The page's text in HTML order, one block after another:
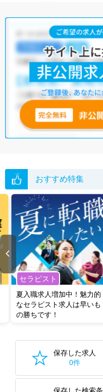
サイト上に掲載されている求人の
う求人を提案させていただきま
足柄下郡真鶴町の作業療法士求
積極採用中・正社員(正職員)
宅医療)
他の条件でも人気の求人がござ
いただくか、お気軽にお問い合
全国の作業療法士求人から検索
無料転職支援サービス
にお申し
グした上で求人をご提案いたし
転職支援の他、情報収集や募集
い。
おすすめ特集
セラピスト
夏入職求人増加中！魅力的
なセラピスト求人は早いも
の勝ちです！
保存した求人
0件